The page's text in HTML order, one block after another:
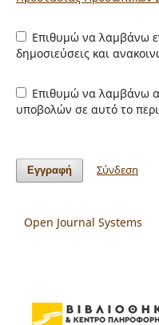
δημοσιεύσεις και
υποβολών σε αυτό το
Εγγραφή Σύνδεση
Open Journal Systems